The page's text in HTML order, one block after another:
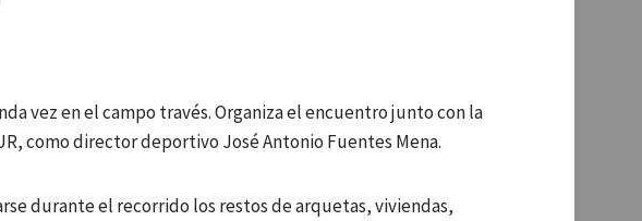
vez en el campo través. Organiza el encuentro junto con la
como director deportivo José Antonio Fuentes Mena.
durante el recorrido los restos de arquetas, viviendas,